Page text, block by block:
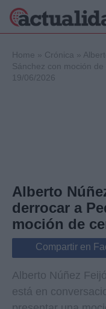
Internacional
Viajes
Home » Crónica »
Sánchez con moción de
19/06/2026
Alberto
derrocar a
moción de
Compartir en
Alberto Núñez
está en